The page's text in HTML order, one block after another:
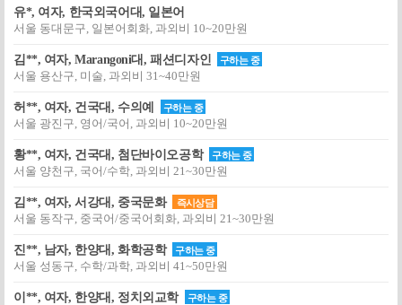
유*, 여자, 한국외국어대, 일본어
서울 동대문구, 일본어회화, 과외비 10~20만원
김**, 여자, Marangoni대, 패션디자인 구하는 중
서울 용산구, 미술, 과외비 31~40만원
허**, 여자, 건국대, 수의예 구하는 중
서울 광진구, 영어/국어, 과외비 10~20만원
황**, 여자, 건국대, 첨단바이오공학 구하는 중
서울 양천구, 국어/수학, 과외비 21~30만원
김**, 여자, 서강대, 중국문화 즉시상담
서울 동작구, 중국어/중국어회화, 과외비 21~30만원
진**, 남자, 한양대, 화학공학 구하는 중
서울 성동구, 수학/과학, 과외비 41~50만원
이**, 여자, 한양대, 정치외교학 구하는 중